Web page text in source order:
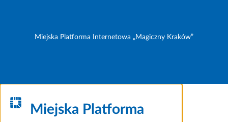
Miejska Platforma Internetowa „Magiczny Kraków”
Miejska Platforma